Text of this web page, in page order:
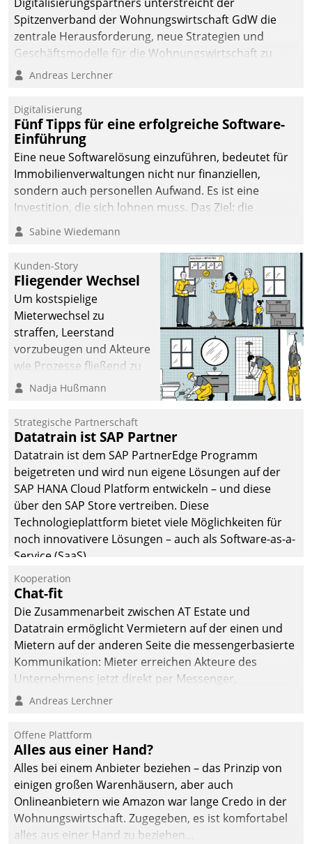
Spitzenverband der Wohnungswirtschaft GdW die
zentrale Herausforderung, neue Strategien und
Geschäftsmodelle für die Wohnungswirtschaft zu
entwickeln.
Andreas Lerchner
Digitalisierung
Fünf Tipps für eine erfolgreiche Software-
Einführung
Eine neue Softwarelösung einzuführen, bedeutet für
Immobilienverwaltungen nicht nur finanziellen,
sondern auch personellen Aufwand. Es ist eine
Investition, die sich lohnen muss. Das Ziel: die
nachhaltige Optimierung der Geschäftsabläufe. Damit
dieses Ziel erreicht wird, sollten einige Grundregeln
Sabine Wiedemann
Kunden-Story
Fliegender Wechsel
Um kostspielige
Mieterwechsel zu
straffen, Leerstand
vorzubeugen und Akteure
wie Prozesse fließend zu
vernetzen, nutzt die
Jahresbeginn eine
Überblick, Einsicht und
Eingriff bietende Lösung.
Zur Entwicklung setzte
man auf
Cloudtechnologie,
bewährte und Startup-
Partner sowie erstmals
agile Projektmethoden.
Nadja Hußmann
Strategische Partnerschaft
Datatrain ist SAP Partner
Datatrain ist dem SAP PartnerEdge Programm
beigetreten und wird nun eigene Lösungen auf der
SAP HANA Cloud Platform entwickeln – und diese
über den SAP Store vertreiben. Diese
Technologieplattform bietet viele Möglichkeiten für
noch innovativere Lösungen – auch als Software-as-a-
Service (SaaS).
Kooperation
Chat-fit
Die Zusammenarbeit zwischen AT Estate und
Datatrain ermöglicht Vermietern auf der einen und
Mietern auf der anderen Seite die messengerbasierte
Kommunikation: Mieter erreichen Akteure des
Unternehmens jetzt direkt per Messenger,
Mitarbeiter oder Dienstleister empfangen oder
Andreas Lerchner
Offene Plattform
Alles aus einer Hand?
Alles bei einem Anbieter beziehen – das Prinzip von
einigen großen Warenhäusern, aber auch
Onlineanbietern wie Amazon war lange Credo in der
Wohnungswirtschaft. Zugegeben, es ist komfortabel
alles aus einer Hand zu beziehen...